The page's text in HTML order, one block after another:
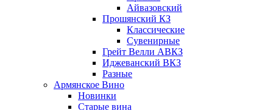
Айвазовский
Прошянский КЗ
Классические
Сувенирные
Грейт Велли АВКЗ
Иджеванский ВКЗ
Разные
Армянское Вино
Новинки
Старые вина